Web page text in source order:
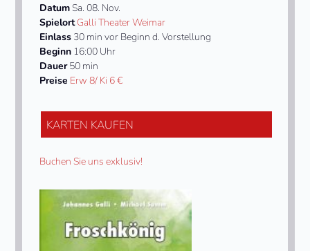
DatumSa. 08. Nov.
SpielortGalli Theater Weimar
Einlass 30 min vor Beginn d. Vorstellung
Beginn 16:00 Uhr
Dauer50 min
Preise Erw 8/ Ki 6 €
KARTEN KAUFEN
Buchen Sie uns exklusiv!